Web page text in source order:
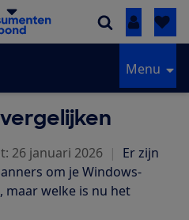
Inloggen
Menu
26 januari 2026 | Er zijn
om je Windows-
maar welke is nu het